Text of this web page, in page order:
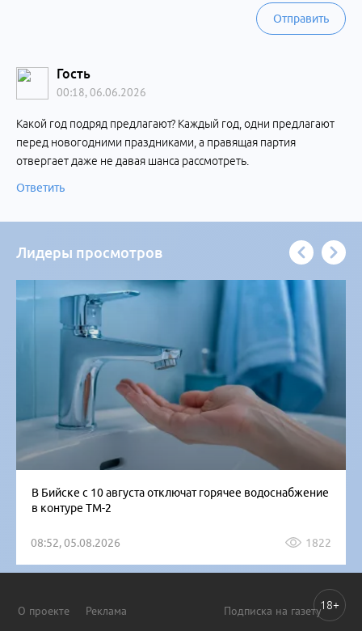
Отправить
Гость
00:18, 06.06.2026
Какой год подряд предлагают? Каждый год, одни предлагают
перед новогодними праздниками, а правящая партия
отвергает даже не давая шанса рассмотреть.
Ответить
Лидеры просмотров
В Бийске с 10 августа отключат горячее водоснабжение
в контуре ТМ-2
08:52, 05.08.2026 1822
О проекте Реклама Подписка на газету18+